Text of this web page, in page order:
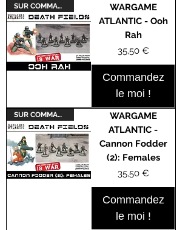
SUR COMMANDE
WARGAME
ATLANTIC - Ooh
Rah
Prix
35,50 €
Commandez
le moi !
SUR COMMANDE
WARGAME
ATLANTIC -
Cannon Fodder
(2): Females
Prix
35,50 €
Commandez
le moi !